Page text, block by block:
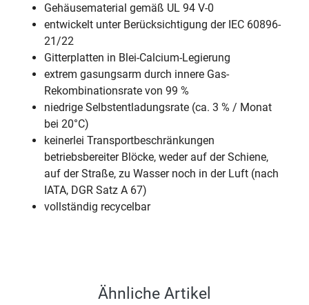
Gehäusematerial gemäß UL 94 V-0
entwickelt unter Berücksichtigung der IEC 60896-
21/22
Gitterplatten in Blei-Calcium-Legierung
extrem gasungsarm durch innere Gas-
Rekombinationsrate von 99 %
niedrige Selbstentladungsrate (ca. 3 % / Monat
bei 20°C)
keinerlei Transportbeschränkungen
betriebsbereiter Blöcke, weder auf der Schiene,
auf der Straße, zu Wasser noch in der Luft (nach
IATA, DGR Satz A 67)
vollständig recycelbar
Ähnliche Artikel